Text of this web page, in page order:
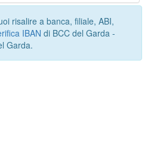
risalire a banca, filiale, ABI,
IBAN di BCC del Garda -
Garda.